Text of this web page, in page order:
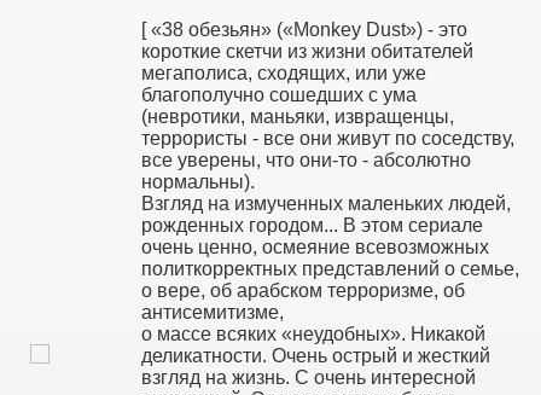
[ «38 обезьян» («Monkey Dust») - это
короткие скетчи из жизни обитателей
мегаполиса, сходящих, или уже
благополучно сошедших с ума
(невротики, маньяки, извращенцы,
террористы - все они живут по соседству,
все уверены, что они-то - абсолютно
нормальны).
Взгляд на измученных маленьких людей,
рожденных городом... В этом сериале
очень ценно, осмеяние всевозможных
политкорректных представлений о семье,
о вере, об арабском терроризме, об
антисемитизме,
о массе всяких «неудобных». Никакой
деликатности. Очень острый и жесткий
взгляд на жизнь. С очень интересной